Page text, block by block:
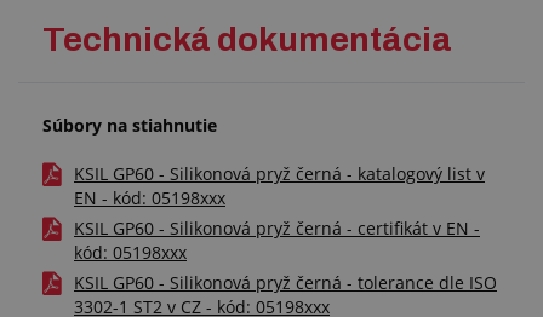
Technická dokumentácia
Súbory na stiahnutie
KSIL GP60 - Silikonová pryž černá - katalogový list v
EN - kód: 05198xxx
KSIL GP60 - Silikonová pryž černá - certifikát v EN -
kód: 05198xxx
KSIL GP60 - Silikonová pryž černá - tolerance dle ISO
3302-1 ST2 v CZ - kód: 05198xxx